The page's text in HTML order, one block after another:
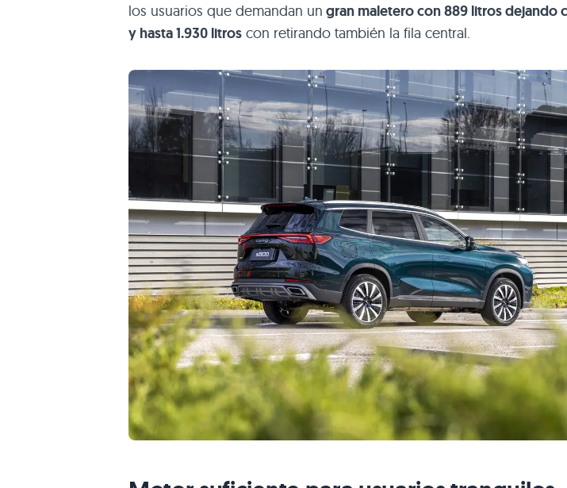
los usuarios que demandan un gran maletero con 889 litros dejando
y hasta 1.930 litros con retirando también la fila central.